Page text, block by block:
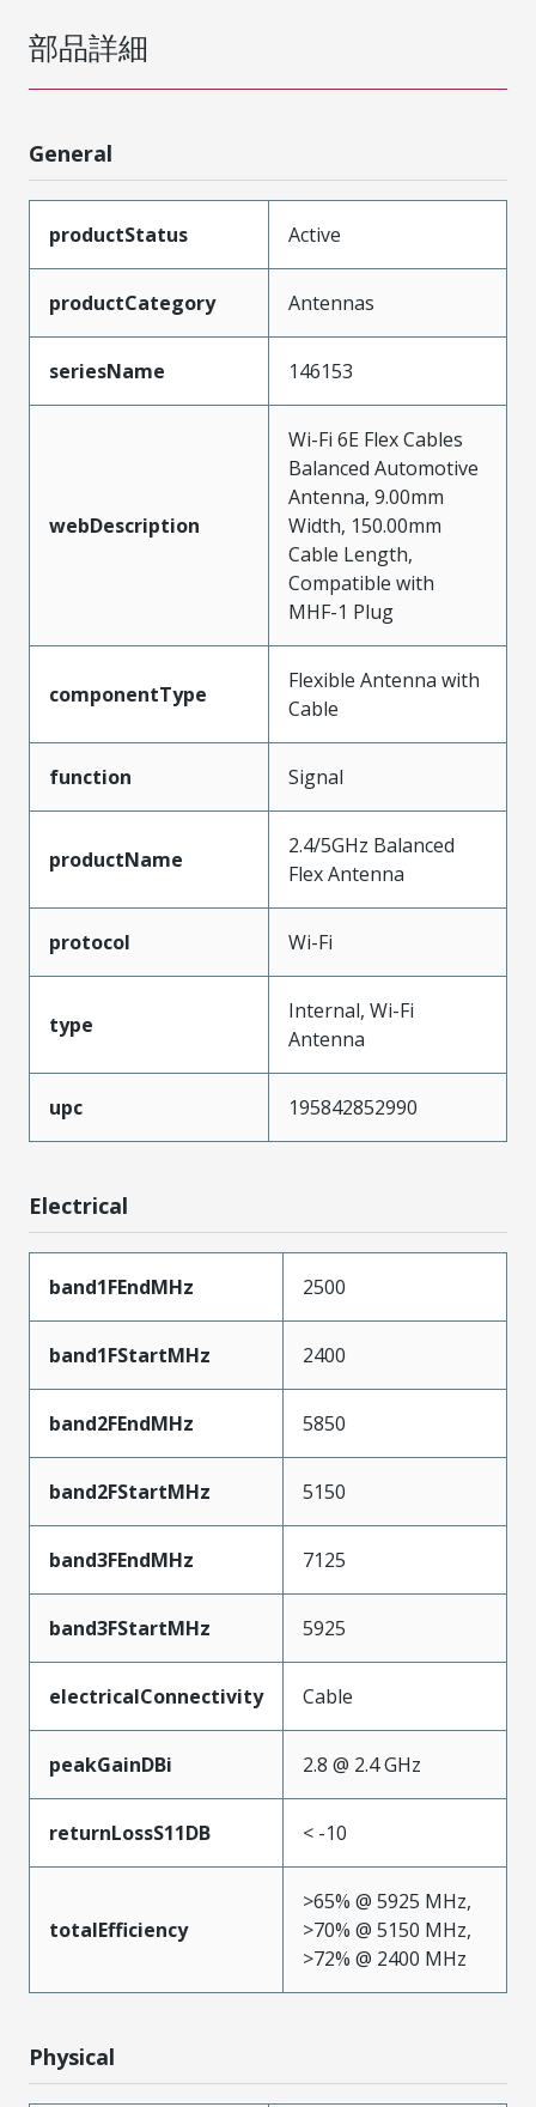
部品詳細
General
productStatus Active
productCategory Antennas
seriesName 146153
webDescription
Wi-Fi 6E Flex Cables
Balanced Automotive
Antenna, 9.00mm
Width, 150.00mm
Cable Length,
Compatible with
MHF-1 Plug
componentType
Flexible Antenna with
Cable
function Signal
productName
2.4/5GHz Balanced
Flex Antenna
protocol Wi-Fi
type
Internal, Wi-Fi
Antenna
upc 195842852990
Electrical
band1FEndMHz 2500
band1FStartMHz 2400
band2FEndMHz 5850
band2FStartMHz 5150
band3FEndMHz 7125
band3FStartMHz 5925
electricalConnectivity Cable
peakGainDBi 2.8 @ 2.4 GHz
returnLossS11DB < -10
totalEfficiency
>65% @ 5925 MHz,
>70% @ 5150 MHz,
>72% @ 2400 MHz
Physical